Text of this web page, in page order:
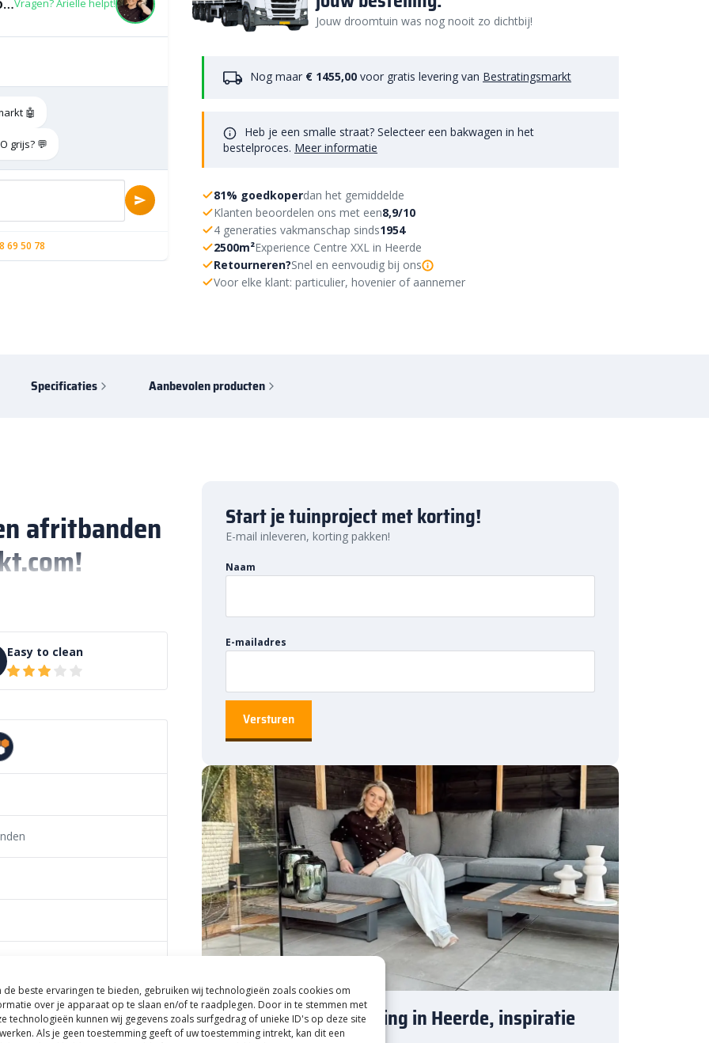
de beste ervaringen te bieden, gebruiken wij technologieën zoals cookies om
over je apparaat op te slaan en/of te raadplegen. Door in te stemmen met
technologieën kunnen wij gegevens zoals surfgedrag of unieke ID's op deze site
Als je geen toestemming geeft of uw toestemming intrekt, kan dit een
Inritband 10/20x45x50cm rechts KOMO grijsVragen? Arielle helpt!
🤖
grijs? 💬
69 50 78
Jouw droomtuin was nog nooit zo dichtbij!
Nog maar € 1455,00 voor gratis levering van Bestratingsmarkt
Heb je een smalle straat? Selecteer een bakwagen in het
bestelproces. Meer informatie
81% goedkoperdan het gemiddelde
Klanten beoordelen ons met een8,9/10
4 generaties vakmanschap sinds1954
2500m²Experience Centre XXL in Heerde
Retourneren?Snel en eenvoudig bij ons
Voor elke klant: particulier, hovenier of aannemer
Specificaties Aanbevolen producten
afritbanden
gebruikt voor het aanleggen
maten en stijlen,
textuurpatronen
dat bestand is tegen veel
Ze kunnen worden gebruikt
een nieuwe oprit aan te
10/20 x 45×50 cm grijs.
rechts en tussenstukken
Easy to clean
cm
Start je tuinproject met korting!
E-mail inleveren, korting pakken!
Naam
E-mailadres
Bezoek onze vestiging in Heerde, inspiratie